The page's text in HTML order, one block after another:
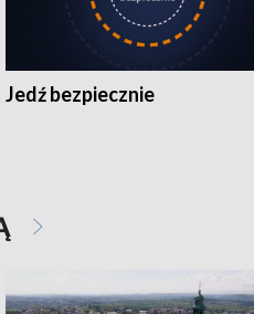
Jedź bezpiecznie